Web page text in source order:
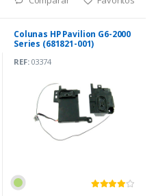
Colunas HP Pavilion G6-2000
Series (681821-001)
REF:03374